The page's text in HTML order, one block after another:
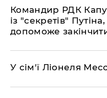
Командир РДК
із "секретів"
допоможе
У сім'ї Ліонеля